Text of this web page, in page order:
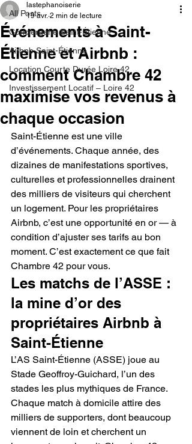
All Posts
Conciergerie Saint-Étienne
Airbnb Saint-Étienne
Location Courte Durée Loire 42
Investissement Locatif – Loire 42
Événements à Saint-
Étienne et Airbnb :
comment Chambre 42
maximise vos revenus à
chaque occasion
lastephanoiserie
19 avr. 2 min de lecture
Saint-Étienne est une ville
d’événements. Chaque année, des
dizaines de manifestations sportives,
culturelles et professionnelles drainent
des milliers de visiteurs qui cherchent
un logement. Pour les propriétaires
Airbnb, c’est une opportunité en or — à
condition d’ajuster ses tarifs au bon
moment. C’est exactement ce que fait
Chambre 42 pour vous.
Les matchs de l’ASSE :
la mine d’or des
propriétaires Airbnb à
Saint-Étienne
L’AS Saint-Étienne (ASSE) joue au
Stade Geoffroy-Guichard, l’un des
stades les plus mythiques de France.
Chaque match à domicile attire des
milliers de supporters, dont beaucoup
viennent de loin et cherchent un